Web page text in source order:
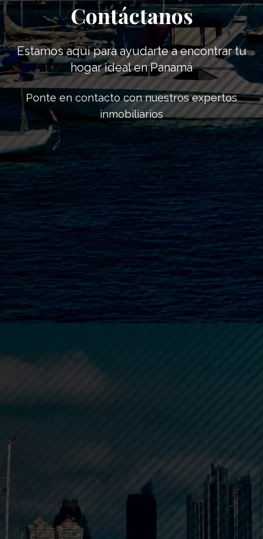
Contáctanos
Estamos aquí para ayudarte a encontrar tu
hogar ideal en Panamá
Ponte en contacto con nuestros expertos
inmobiliarios